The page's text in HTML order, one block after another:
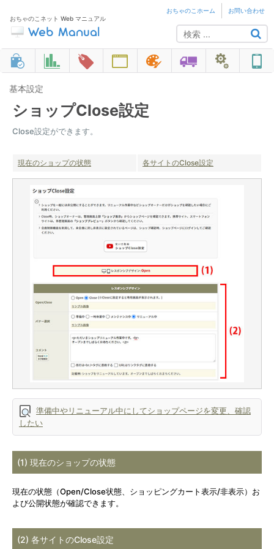
おちゃのこネット Web マニュアル
おちゃのこホーム お問い合わせ
基本設定
ショップClose設定
Close設定ができます。
現在のショップの状態 各サイトのClose設定
準備中やリニューアル中にしてショップページを変更、確認
したい
(1) 現在のショップの状態
現在の状態（Open/Close状態、ショッピングカート表示/非表示）お
よび公開状態が確認できます。
(2) 各サイトのClose設定